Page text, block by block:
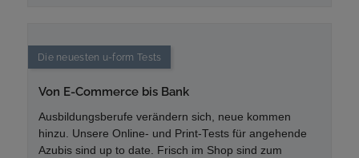
Die neuesten u-form Tests
Von E-Commerce bis Bank
Ausbildungsberufe verändern sich, neue kommen
hinzu. Unsere Online- und Print-Tests für angehende
Azubis sind up to date. Frisch im Shop sind zum